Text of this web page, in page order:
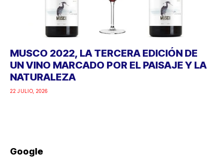
MUSCO 2022, LA TERCERA EDICIÓN DE
UN VINO MARCADO POR EL PAISAJE Y LA
NATURALEZA
22 JULIO, 2026
Google